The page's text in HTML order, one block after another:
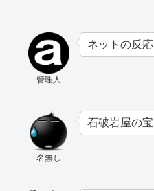
管理人
ネットの反応
名無し
石破岩屋の宝